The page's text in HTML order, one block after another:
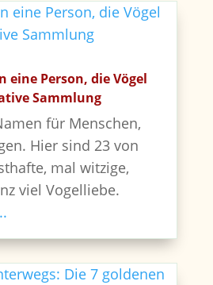
eine Person, die Vögel
Sammlung
für Menschen,
Hier sind 23 von
mal witzige,
viel Vogelliebe.